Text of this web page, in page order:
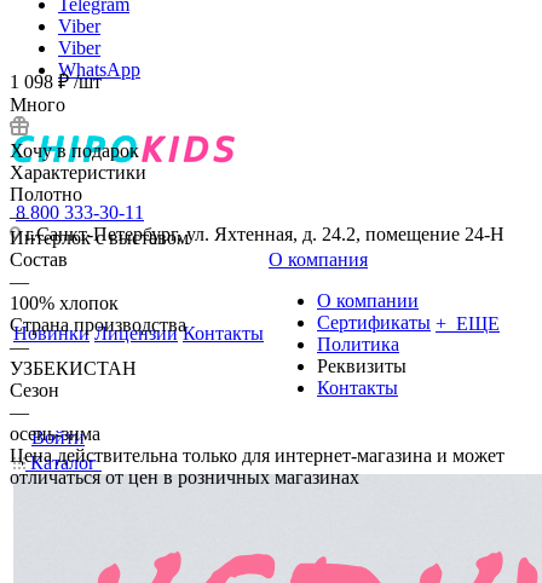
Telegram
Viber
Viber
WhatsApp
8 800 333-30-11
г.Санкт-Петербург, ул. Яхтенная, д. 24.2, помещение 24-Н
Новинки Лицензии Контакты
О компания
О компании
Сертификаты
Политика
Реквизиты
Контакты
+ ЕЩЕ
Войти
Каталог
1 098 ₽ /шт
Много
Хочу в подарок
Характеристики
Полотно
—
Интерлок с выставом
Состав
—
100% хлопок
Страна производства
—
УЗБЕКИСТАН
Сезон
—
осень-зима
Цена действительна только для интернет-магазина и может
отличаться от цен в розничных магазинах